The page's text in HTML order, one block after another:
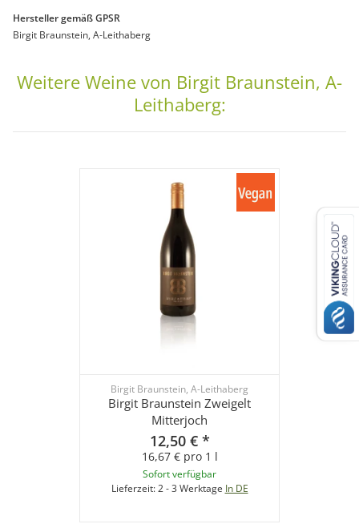
Hersteller gemäß GPSR
Birgit Braunstein, A-Leithaberg
Weitere Weine von Birgit Braunstein, A-
Leithaberg:
Birgit Braunstein, A-Leithaberg
Birgit Braunstein Zweigelt
Mitterjoch
12,50 € *
16,67 € pro 1 l
Sofort verfügbar
Lieferzeit:2 - 3 Werktage In DE